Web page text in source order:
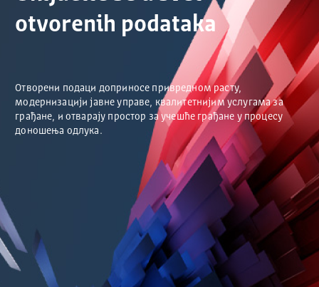
otvorenih podataka
Отворени подаци доприносе привредном расту,
модернизацији јавне управе, квалитетнијим услугама за
грађане, и отварају простор за учешће грађане у процесу
доношења одлука.